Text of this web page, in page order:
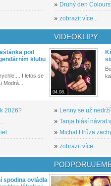
» Druhý den
» zobrazit více...
pod
klubu
I letos se
Modrá...
2026?
VIDEOKLIPY
04.08.
» Lenny se už
» Tanja hlásí návrat
» Michal Hrůza
» zobrazit více...
spodina ovládla